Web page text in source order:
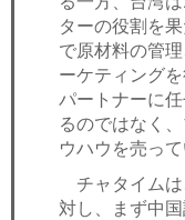
ターの役割を
で原材料の管
ーケティング
パートナーに
るのではなく
ウハウを売っ
チャタイムは
対し、まず中